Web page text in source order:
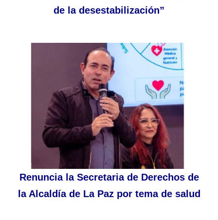
de la desestabilización”
Renuncia la Secretaria de Derechos de
la Alcaldía de La Paz por tema de salud